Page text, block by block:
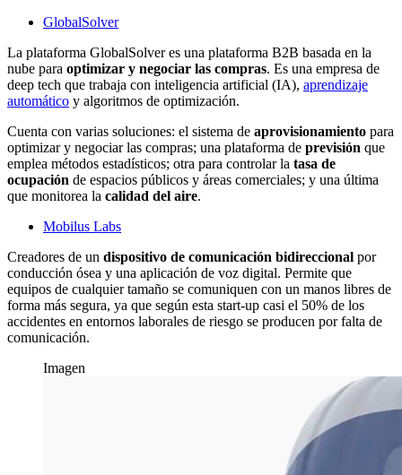
GlobalSolver
La plataforma GlobalSolver es una plataforma B2B basada en la
nube para optimizar y negociar las compras. Es una empresa de
deep tech que trabaja con inteligencia artificial (IA), aprendizaje
automático y algoritmos de optimización.
Cuenta con varias soluciones: el sistema de aprovisionamiento para
optimizar y negociar las compras; una plataforma de previsión que
emplea métodos estadísticos; otra para controlar la tasa de
ocupación de espacios públicos y áreas comerciales; y una última
que monitorea la calidad del aire.
Mobilus Labs
Creadores de un dispositivo de comunicación bidireccional por
conducción ósea y una aplicación de voz digital. Permite que
equipos de cualquier tamaño se comuniquen con un manos libres de
forma más segura, ya que según esta start-up casi el 50% de los
accidentes en entornos laborales de riesgo se producen por falta de
comunicación.
Imagen